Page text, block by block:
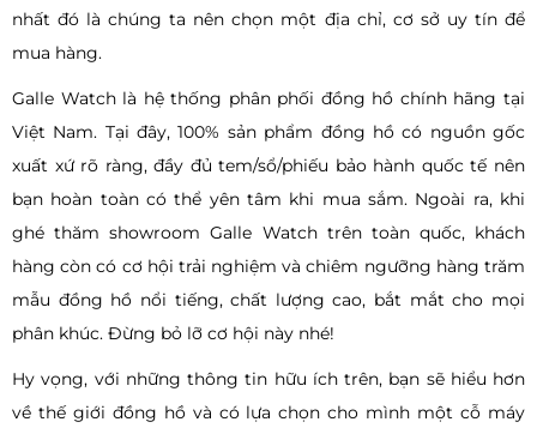
nhất đó là chúng ta nên chọn một địa chỉ, cơ sở uy tín để
mua hàng.
Galle Watch là hệ thống phân phối đồng hồ chính hãng tại
Việt Nam. Tại đây, 100% sản phẩm đồng hồ có nguồn gốc
xuất xứ rõ ràng, đầy đủ tem/sổ/phiếu bảo hành quốc tế nên
bạn hoàn toàn có thể yên tâm khi mua sắm. Ngoài ra, khi
ghé thăm showroom Galle Watch trên toàn quốc, khách
hàng còn có cơ hội trải nghiệm và chiêm ngưỡng hàng trăm
mẫu đồng hồ nổi tiếng, chất lượng cao, bắt mắt cho mọi
phân khúc. Đừng bỏ lỡ cơ hội này nhé!
Hy vọng, với những thông tin hữu ích trên, bạn sẽ hiểu hơn
về thế giới đồng hồ và có lựa chọn cho mình một cỗ máy